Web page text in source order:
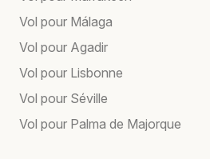
Vol pour Málaga
Vol pour Agadir
Vol pour Lisbonne
Vol pour Séville
Vol pour Palma de Majorque